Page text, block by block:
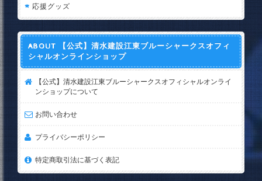
応援グッズ
ABOUT 【公式】清水建設江東ブルーシャークスオフィ
シャルオンラインショップ
【公式】清水建設江東ブルーシャークスオフィシャルオンライ
ンショップについて
お問い合わせ
プライバシーポリシー
特定商取引法に基づく表記